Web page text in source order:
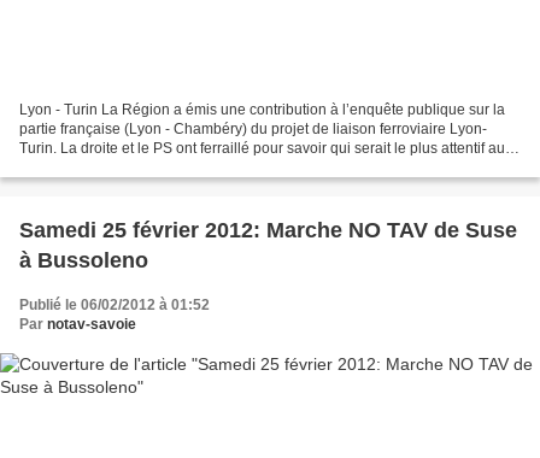
Lyon - Turin La Région a émis une contribution à l’enquête publique sur la
partie française (Lyon - Chambéry) du projet de liaison ferroviaire Lyon-
Turin. La droite et le PS ont ferraillé pour savoir qui serait le plus attentif au
Samedi 25 février 2012: Marche NO TAV de Suse
à Bussoleno
Publié le 06/02/2012 à 01:52
Par notav-savoie